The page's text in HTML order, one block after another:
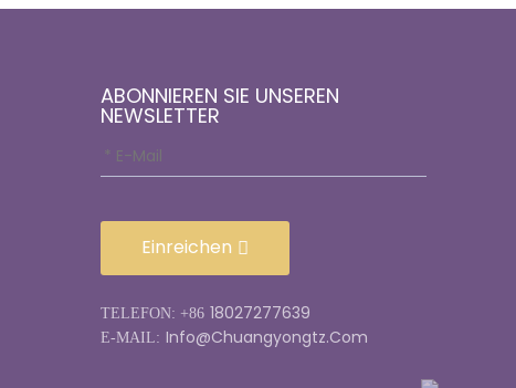
ABONNIEREN SIE UNSEREN
NEWSLETTER
Einreichen
TELEFON: +86 18027277639
E-MAIL: Info@chuangyongtz.com